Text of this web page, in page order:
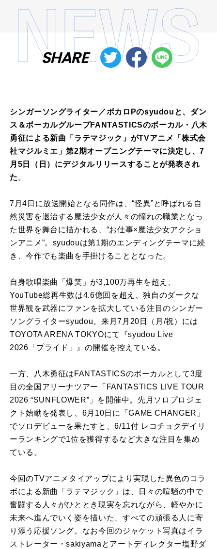
SHARE
シンガーソングライター／ボカロPのsyudouと、ダン
ス＆ボーカルグループFANTASTICSのボーカル・八木
勇征による新曲「ラテマジック」がTVアニメ「株式会
社マジルミエ」第2期オープニングテーマに決定し、7
月5日（日）にデジタルリリースすることが発表され
た 。
7月4日に放送開始となる同作は、“怪異”と呼ばれる自
然災害を退治する魔法少女が人々の憧れの職業となっ
た世界を舞台に描かれる、“お仕事×魔法少女アクショ
ンアニメ”。syudouは第1期のエンディングテーマに続
き、今作でも楽曲を手掛けることとなった。
自身歌唱楽曲「爆笑」が3,100万再生を超え、
YouTube総再生数は4.6億回を超え、独自のダークな
世界観を武器にファンを拡大している注目のシンガー
ソングライターsyudou。来月7月20日（月/祝）には
TOYOTA ARENA TOKYOにて『syudou Live
2026「プライド」』の開催を控えている。
一方、八木勇征はFANTASTICSのボーカルとして3度
目の全国アリーナツアー「FANTASTICS LIVE TOUR
2026 “SUNFLOWER”」を開催中。先月ソロプロジェ
クト始動を発表し、6月10日に「GAME CHANGER」
でソロデビューを果たすと、6/11付 レコチョクデイリ
ーランキングで1位を獲得するなど大きな注目を集め
ている。
今回のTVアニメタイアップにより実現した異色のコラ
ボによる新曲「ラテマジック」は、日々の喧騒の中で
奮闘する人々がひととき現実を忘れながら、軽やかに
未来へ進んでいく姿を描いた、すべての頑張る人に寄
り添う応援ソング。なお今回のジャケット写真はイラ
ストレーター・sakiyamaとアートディレクター塩野ダ